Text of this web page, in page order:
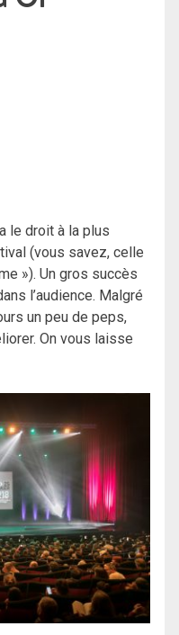
le droit à la plus
(vous savez, celle
»). Un gros succès
l’audience. Malgré
un peu de peps,
On vous laisse